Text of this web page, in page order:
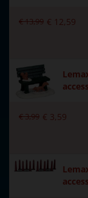
€13,99 € 12,59
€3,99 € 3,59